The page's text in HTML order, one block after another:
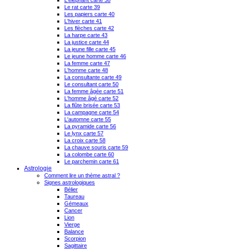
Le rat carte 39
Les papiers carte 40
L'hiver carte 41
Les flèches carte 42
La harpe carte 43
La justice carte 44
La jeune fille carte 45
Le jeune homme carte 46
La femme carte 47
L'homme carte 48
La consultante carte 49
Le consultant carte 50
La femme âgée carte 51
L'homme âgé carte 52
La flûte brisée carte 53
La campagne carte 54
L'automne carte 55
La pyramide carte 56
Le lynx carte 57
La croix carte 58
La chauve souris carte 59
La colombe carte 60
Le parchemin carte 61
Astrologie
Comment lire un thème astral ?
Signes astrologiques
Bélier
Taureau
Gémeaux
Cancer
Lion
Vierge
Balance
Scorpion
Sagittaire